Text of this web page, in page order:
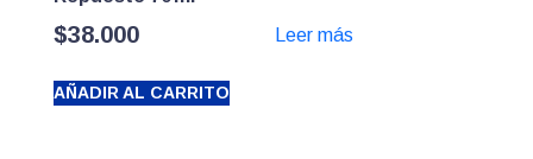
$38.000
AÑADIR AL CARRITO
Leer más